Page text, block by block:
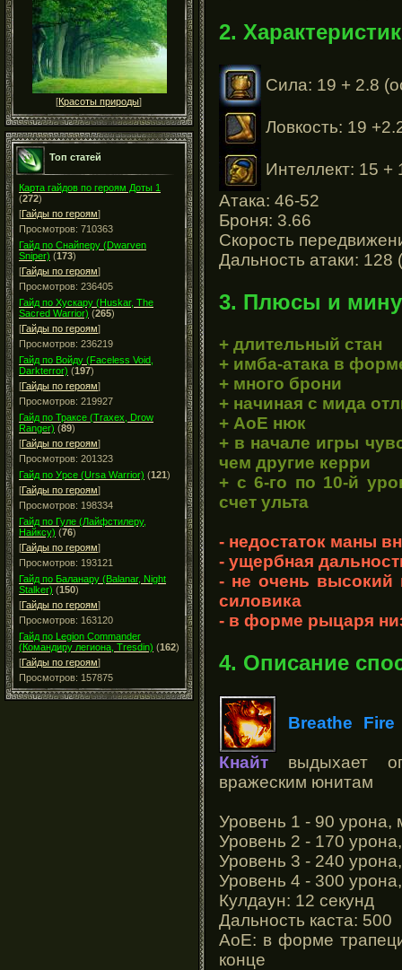
[Красоты природы]
Топ статей
Карта гайдов по героям Доты 1
(272)
[Гайды по героям]
Просмотров: 710363
Гайд по Снайперу (Dwarven
Sniper) (173)
[Гайды по героям]
Просмотров: 236405
Гайд по Хускару (Huskar, The
Sacred Warrior) (265)
[Гайды по героям]
Просмотров: 236219
Гайд по Войду (Faceless Void,
Darkterror) (197)
[Гайды по героям]
Просмотров: 219927
Гайд по Траксе (Traxex, Drow
Ranger) (89)
[Гайды по героям]
Просмотров: 201323
Гайд по Урсе (Ursa Warrior) (121)
[Гайды по героям]
Просмотров: 198334
Гайд по Гуле (Лайфстилеру,
Найксу) (76)
[Гайды по героям]
Просмотров: 193121
Гайд по Баланару (Balanar, Night
Stalker) (150)
[Гайды по героям]
Просмотров: 163120
Гайд по Legion Commander
(Командиру легиона, Tresdin) (162)
[Гайды по героям]
Просмотров: 157875
2.
Сила: 19 + 2.8
Ловкость: 19
Интеллект: 15 +
Атака: 46-52
Броня: 3.66
Скорость
Дальность атаки: 128
3. Плюсы и
+ длительный стан
+ имба-атака в
+ много брони
+ начиная с мида
+ АоЕ нюк
+ в начале игры
чем другие керри
+ с 6-го по 10-й
счет ульта
- недостаток маны
- ущербная
- не очень высокий
силовика
- в форме рыцаря
4. Описание
Breathe Fire
Кнайт выдыхает
вражеским юнитам
Уровень 1 - 90 урона,
Уровень 2 - 170
Уровень 3 - 240
Уровень 4 - 300
Кулдаун: 12 секунд
Дальность каста: 500
АоЕ: в форме
конце